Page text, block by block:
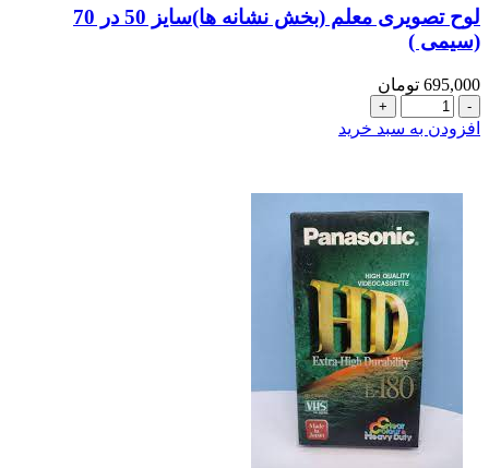
لوح تصويری معلم (بخش نشانه ها)سایز 50 در 70
(سیمی )
695,000 تومان
لوح
تصويری
ها)سایز
(سیمی
افزودن به سبد خرید